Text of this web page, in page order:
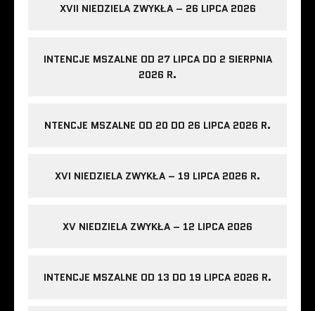
XVII NIEDZIELA ZWYKŁA – 26 LIPCA 2026
INTENCJE MSZALNE OD 27 LIPCA DO 2 SIERPNIA
2026 R.
NTENCJE MSZALNE OD 20 DO 26 LIPCA 2026 R.
XVI NIEDZIELA ZWYKŁA – 19 LIPCA 2026 R.
XV NIEDZIELA ZWYKŁA – 12 LIPCA 2026
INTENCJE MSZALNE OD 13 DO 19 LIPCA 2026 R.